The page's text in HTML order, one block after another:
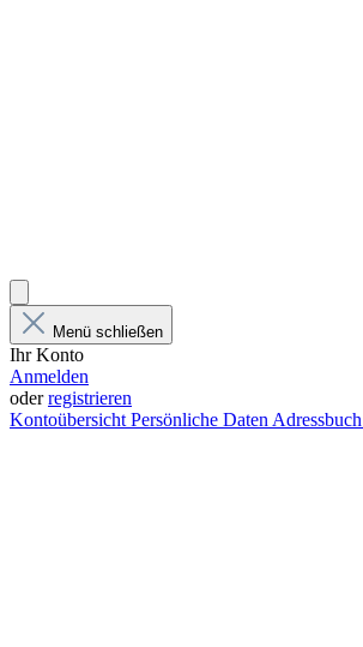
Menü schließen
Ihr Konto
Anmelden
oderregistrieren
KontoübersichtPersönliche DatenAdressbuch